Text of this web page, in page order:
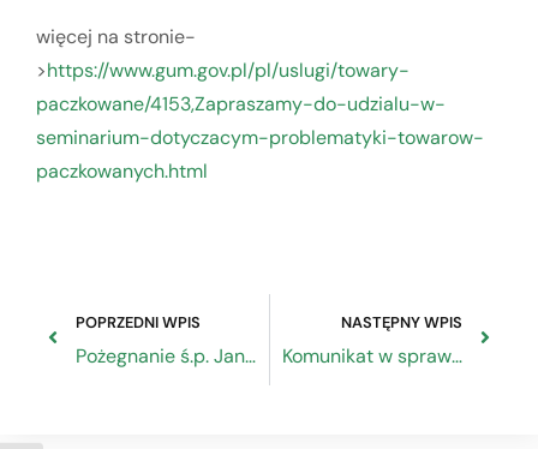
więcej na stronie-
>https://www.gum.gov.pl/pl/uslugi/towary-
paczkowane/4153,Zapraszamy-do-udzialu-w-
seminarium-dotyczacym-problematyki-towarow-
paczkowanych.html
POPRZEDNI WPIS
Pożegnanie ś.p. Jana Pawlaka
NASTĘPNY WPIS
Komunikat w sprawie wznowienia naboru wniosków o dofinansowanie, w formule de minimis, projektów realizowanych ze środków na promocję eksportu w 2021 r.